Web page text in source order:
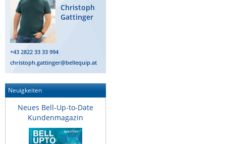
Christoph
Gattinger
+43 2822 33 33 994
christoph.gattinger@bellequip.at
Neuigkeiten
Neues Bell-Up-to-Date
Kundenmagazin